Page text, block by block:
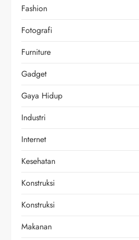
Fashion
Fotografi
Furniture
Gadget
Gaya Hidup
Industri
Internet
Kesehatan
Konstruksi
Konstruksi
Makanan